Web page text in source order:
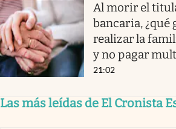
Al morir el
bancaria, ¿qué
realizar la
y no pagar
21:02
Las más leídas de El Cronista